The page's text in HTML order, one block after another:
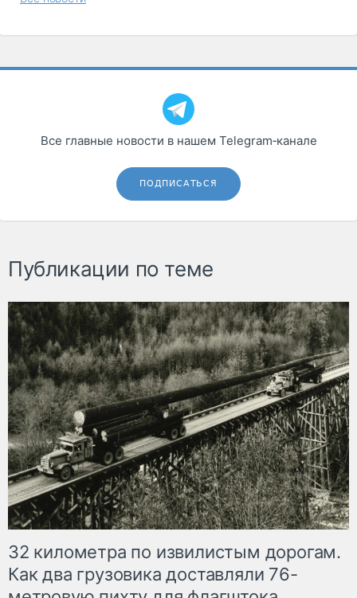
Все главные новости в нашем Telegram‑канале
ПОДПИСАТЬСЯ
Публикации по теме
32 километра по извилистым дорогам.
Как два грузовика доставляли 76-